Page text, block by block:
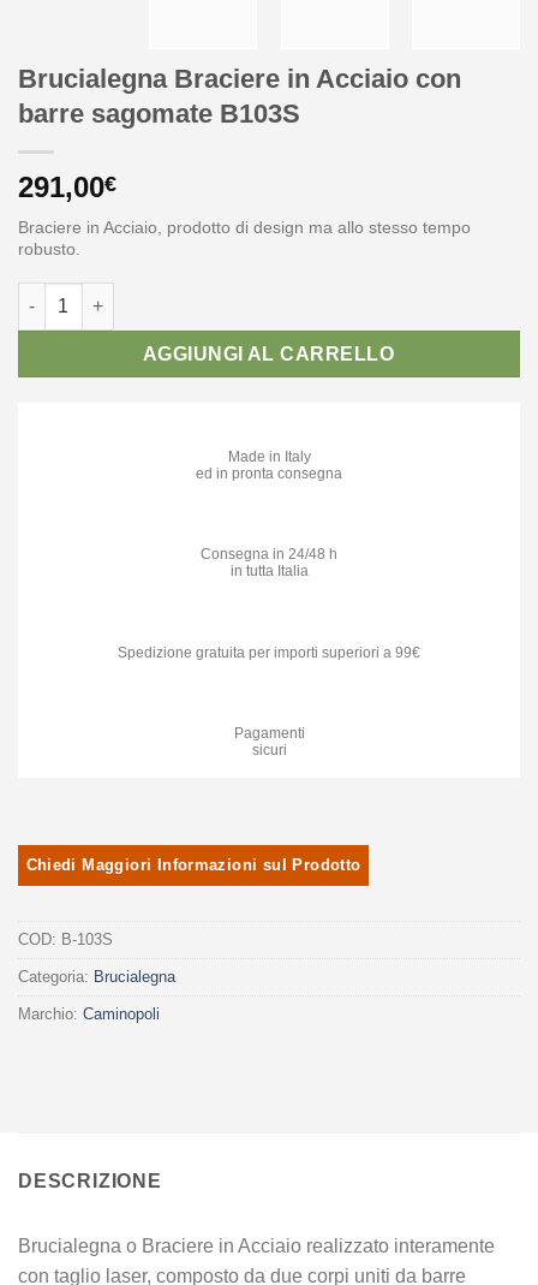
Brucialegna Braciere in Acciaio con
barre sagomate B103S
291,00€
Braciere in Acciaio, prodotto di design ma allo stesso tempo
robusto.
Brucialegna Braciere in Acciaio con barre sagomate B103S
AGGIUNGI AL CARRELLO
Made in Italy
ed in pronta consegna
Consegna in 24/48 h
in tutta Italia
Spedizione gratuita per importi superiori a 99€
Pagamenti
sicuri
COD: B-103S
Categoria: Brucialegna
Marchio: Caminopoli
DESCRIZIONE
Brucialegna o Braciere in Acciaio realizzato interamente
con taglio laser, composto da due corpi uniti da barre